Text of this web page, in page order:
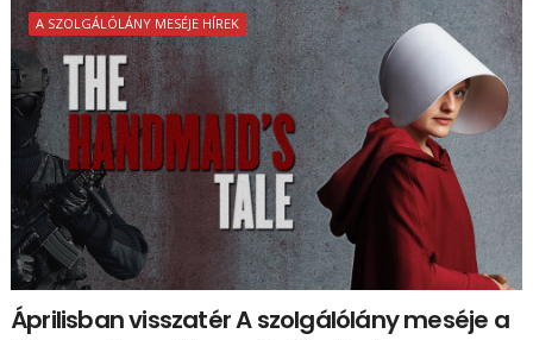
A SZOLGÁLÓLÁNY MESÉJE HÍREK
Áprilisban visszatér A szolgálólány meséje a